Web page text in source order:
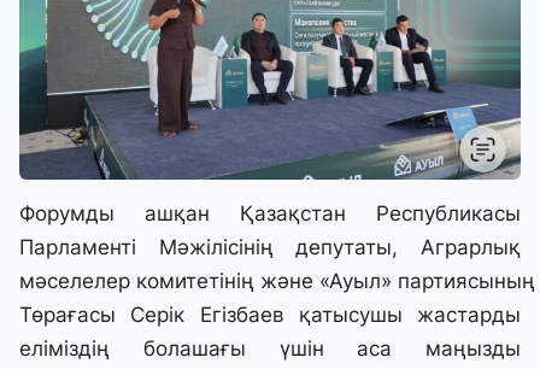
Форумды ашқан Қазақстан Республикасы
Парламенті Мәжілісінің депутаты, Аграрлық
мәселелер комитетінің және «Ауыл» партиясының
Төрағасы Серік Егізбаев қатысушы жастарды
еліміздің болашағы үшін аса маңызды